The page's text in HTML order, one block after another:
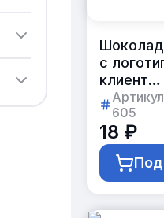
Шоколад
с
клиента
5г
605
18 ₽
Под